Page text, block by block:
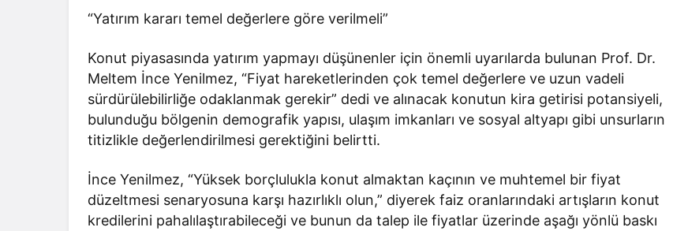
“Yatırım kararı temel değerlere göre verilmeli”
Konut piyasasında yatırım yapmayı düşünenler için önemli uyarılarda bulunan Prof. Dr.
Meltem İnce Yenilmez, “Fiyat hareketlerinden çok temel değerlere ve uzun vadeli
sürdürülebilirliğe odaklanmak gerekir” dedi ve alınacak konutun kira getirisi potansiyeli,
bulunduğu bölgenin demografik yapısı, ulaşım imkanları ve sosyal altyapı gibi unsurların
titizlikle değerlendirilmesi gerektiğini belirtti.
İnce Yenilmez, “Yüksek borçlulukla konut almaktan kaçının ve muhtemel bir fiyat
düzeltmesi senaryosuna karşı hazırlıklı olun,” diyerek faiz oranlarındaki artışların konut
kredilerini pahalılaştırabileceği ve bunun da talep ile fiyatlar üzerinde aşağı yönlü baskı